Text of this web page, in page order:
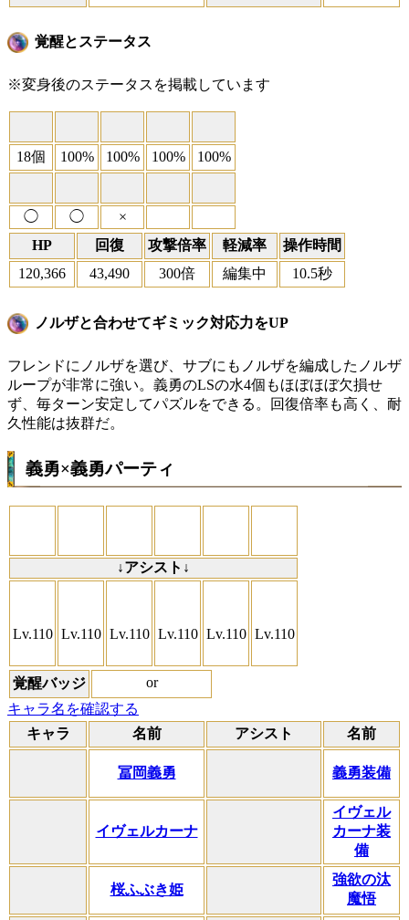
覚醒とステータス
※変身後のステータスを掲載しています
18個 100% 100% 100% 100%
◯ ◯
×
HP
回復 攻撃倍率 軽減率
操作時間
120,366
43,490 300倍 編集中 10.5秒
ノルザと合わせてギミック対応力をUP
フレンドにノルザを選び、サブにもノルザを編成したノルザ
ループが非常に強い。義勇のLSの水4個もほぼほぼ欠損せ
ず、毎ターン安定してパズルをできる。回復倍率も高く、耐
久性能は抜群だ。
義勇×義勇パーティ
↓アシスト↓
Lv.110 Lv.110 Lv.110 Lv.110 Lv.110 Lv.110
覚醒バッジ
or
キャラ名を確認する
キャラ
名前 アシスト 名前
冨岡義勇 義勇装備
イヴェルカーナ
イヴェル
カーナ装
備
桜ふぶき姫
強欲の汰
魔悟